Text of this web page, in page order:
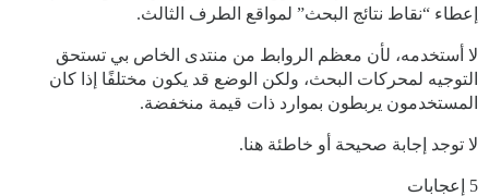
إعطاء “نقاط نتائج البحث” لمواقع الطرف الثالث.
لا أستخدمه، لأن معظم الروابط من منتدى الخاص بي تستحق
التوجيه لمحركات البحث، ولكن الوضع قد يكون مختلفًا إذا كان
المستخدمون يربطون بموارد ذات قيمة منخفضة.
لا توجد إجابة صحيحة أو خاطئة هنا.
5 إعجابات